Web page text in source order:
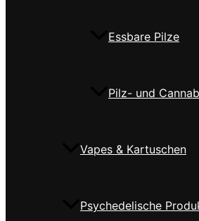
Essbare Pilze
Pilz- und
Vapes & Kartuschen
Psychedelische